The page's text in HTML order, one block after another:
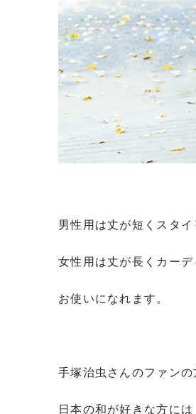
男性用は丈が短くスタイ
女性用は丈が長くカー
お使いになれます。
手塚治虫さんのファンの
日本の和が好きな方には